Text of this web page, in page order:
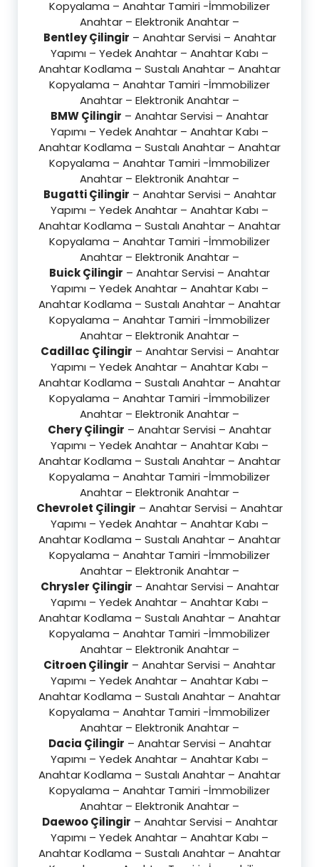
Kopyalama – Anahtar Tamiri -İmmobilizer
Anahtar – Elektronik Anahtar –
Bentley Çilingir – Anahtar Servisi – Anahtar
Yapımı – Yedek Anahtar – Anahtar Kabı –
Anahtar Kodlama – Sustalı Anahtar – Anahtar
Kopyalama – Anahtar Tamiri -İmmobilizer
Anahtar – Elektronik Anahtar –
BMW Çilingir – Anahtar Servisi – Anahtar
Yapımı – Yedek Anahtar – Anahtar Kabı –
Anahtar Kodlama – Sustalı Anahtar – Anahtar
Kopyalama – Anahtar Tamiri -İmmobilizer
Anahtar – Elektronik Anahtar –
Bugatti Çilingir – Anahtar Servisi – Anahtar
Yapımı – Yedek Anahtar – Anahtar Kabı –
Anahtar Kodlama – Sustalı Anahtar – Anahtar
Kopyalama – Anahtar Tamiri -İmmobilizer
Anahtar – Elektronik Anahtar –
Buick Çilingir – Anahtar Servisi – Anahtar
Yapımı – Yedek Anahtar – Anahtar Kabı –
Anahtar Kodlama – Sustalı Anahtar – Anahtar
Kopyalama – Anahtar Tamiri -İmmobilizer
Anahtar – Elektronik Anahtar –
Cadillac Çilingir – Anahtar Servisi – Anahtar
Yapımı – Yedek Anahtar – Anahtar Kabı –
Anahtar Kodlama – Sustalı Anahtar – Anahtar
Kopyalama – Anahtar Tamiri -İmmobilizer
Anahtar – Elektronik Anahtar –
Chery Çilingir – Anahtar Servisi – Anahtar
Yapımı – Yedek Anahtar – Anahtar Kabı –
Anahtar Kodlama – Sustalı Anahtar – Anahtar
Kopyalama – Anahtar Tamiri -İmmobilizer
Anahtar – Elektronik Anahtar –
Chevrolet Çilingir – Anahtar Servisi – Anahtar
Yapımı – Yedek Anahtar – Anahtar Kabı –
Anahtar Kodlama – Sustalı Anahtar – Anahtar
Kopyalama – Anahtar Tamiri -İmmobilizer
Anahtar – Elektronik Anahtar –
Chrysler Çilingir – Anahtar Servisi – Anahtar
Yapımı – Yedek Anahtar – Anahtar Kabı –
Anahtar Kodlama – Sustalı Anahtar – Anahtar
Kopyalama – Anahtar Tamiri -İmmobilizer
Anahtar – Elektronik Anahtar –
Citroen Çilingir – Anahtar Servisi – Anahtar
Yapımı – Yedek Anahtar – Anahtar Kabı –
Anahtar Kodlama – Sustalı Anahtar – Anahtar
Kopyalama – Anahtar Tamiri -İmmobilizer
Anahtar – Elektronik Anahtar –
Dacia Çilingir – Anahtar Servisi – Anahtar
Yapımı – Yedek Anahtar – Anahtar Kabı –
Anahtar Kodlama – Sustalı Anahtar – Anahtar
Kopyalama – Anahtar Tamiri -İmmobilizer
Anahtar – Elektronik Anahtar –
Daewoo Çilingir – Anahtar Servisi – Anahtar
Yapımı – Yedek Anahtar – Anahtar Kabı –
Anahtar Kodlama – Sustalı Anahtar – Anahtar